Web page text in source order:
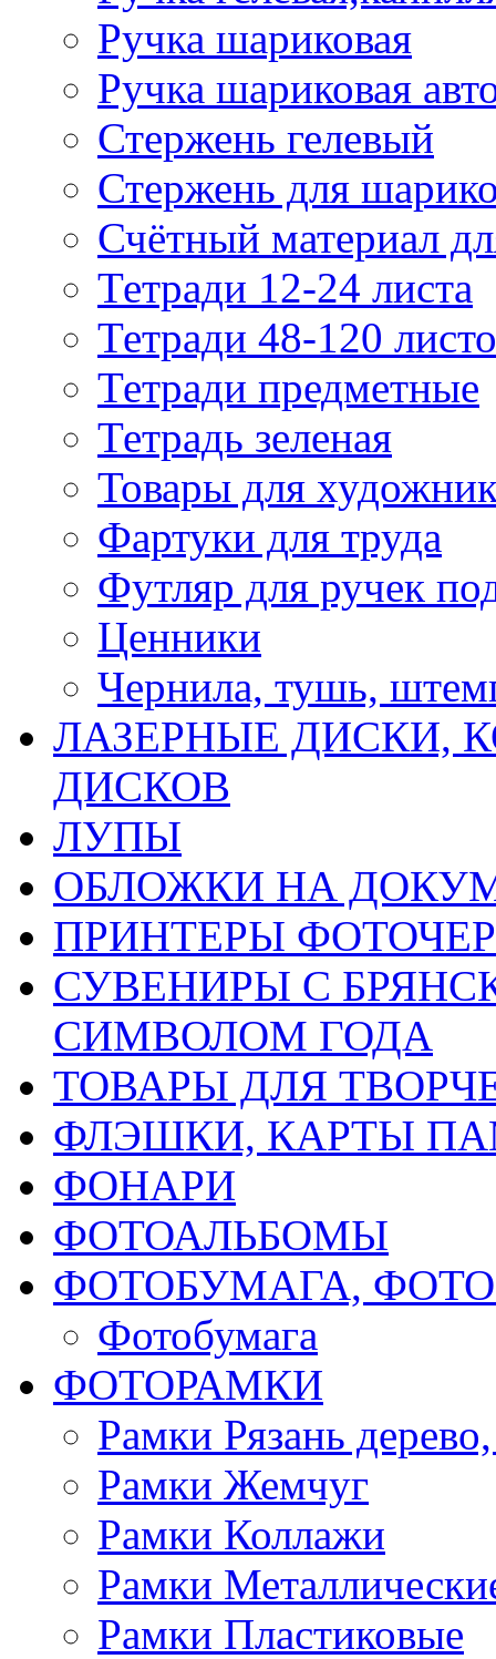
Ручка шариковая
Ручка шариковая
Стержень гелевый
Стержень для
Счётный материал
Тетради 12-24 листа
Тетради 48-120
Тетради предметные
Тетрадь зеленая
Товары для
Фартуки для труда
Футляр для ручек
Ценники
Чернила, тушь,
ЛАЗЕРНЫЕ ДИСКИ,
ДИСКОВ
ЛУПЫ
ОБЛОЖКИ НА
ПРИНТЕРЫ
СУВЕНИРЫ С
СИМВОЛОМ ГОДА
ТОВАРЫ ДЛЯ
ФЛЭШКИ, КАРТЫ
ФОНАРИ
ФОТОАЛЬБОМЫ
ФОТОБУМАГА,
Фотобумага
ФОТОРАМКИ
Рамки Рязань
Рамки Жемчуг
Рамки Коллажи
Рамки
Рамки Пластиковые